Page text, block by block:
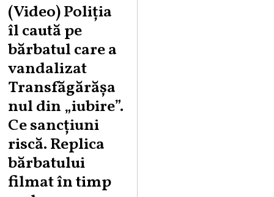
G
S
7
,
(Video) Poliția
îl caută pe
bărbatul care a
vandalizat
Transfăgărășa
nul din „iubire”.
Ce sancțiuni
riscă. Replica
bărbatului
filmat în timp